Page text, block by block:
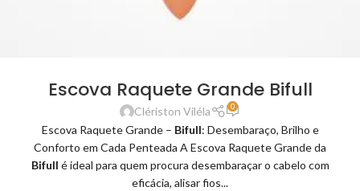
Escova Raquete Grande Bifull
Clériston Viléla 0
Escova Raquete Grande – Bifull: Desembaraço, Brilho e
Conforto em Cada Penteada A Escova Raquete Grande da
Bifull é ideal para quem procura desembaraçar o cabelo com
eficácia, alisar fios...